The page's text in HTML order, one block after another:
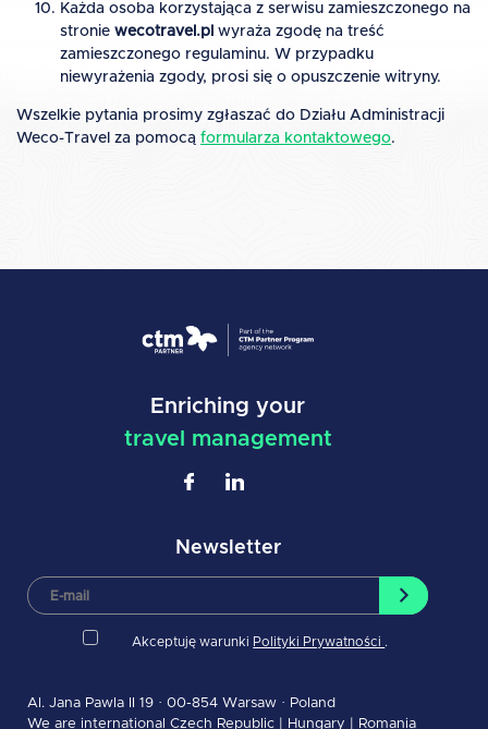
Każda osoba korzystająca z serwisu zamieszczonego na
stronie wecotravel.pl wyraża zgodę na treść
zamieszczonego regulaminu. W przypadku
niewyrażenia zgody, prosi się o opuszczenie witryny.
Wszelkie pytania prosimy zgłaszać do Działu Administracji
Weco-Travel za pomocą formularza kontaktowego.
Enriching your
travel management
Newsletter
Akceptuję warunki Polityki Prywatności .
Al. Jana Pawla II 19 · 00-854 Warsaw · Poland
We are international Czech Republic Hungary Romania